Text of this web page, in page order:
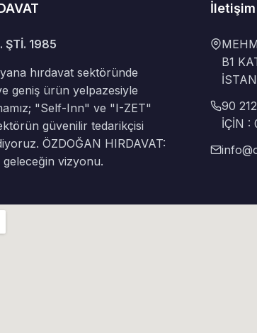
ŞTİ. 1985
hırdavat sektöründe
geniş ürün yelpazesiyle
"Self-Inn" ve "I-ZET"
güvenilir tedarikçisi
ÖZDOĞAN HIRDAVAT:
geleceğin vizyonu.
İletişim
B1
90
İÇİN :